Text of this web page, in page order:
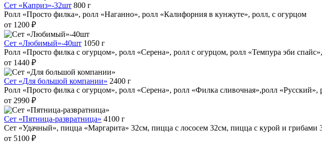
Сет «Каприз»-32шт 800 г
Ролл «Просто филка», ролл «Наганно», ролл «Калифорния в кунжуте», ролл, с огурцом
от 1200 ₽
Сет «Любимый»-40шт 1050 г
Ролл «Просто филка с огурцом», ролл «Серена», ролл с огурцом, ролл «Темпура эби
от 1440 ₽
Сет «Для большой компании» 2400 г
Ролл «Просто филка с огурцом», ролл «Серена», ролл «Филка сливочная»,ролл
от 2990 ₽
Сет «Пятница-развратница» 4100 г
Сет «Удачный», пицца «Маргарита» 32см, пицца с лососем 32см, пицца с курой и грибами
от 5100 ₽